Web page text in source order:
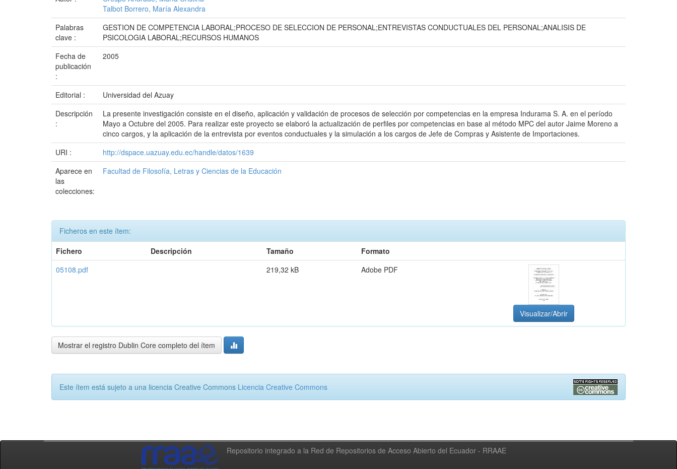
Talbot Borrero, María Alexandra
Palabras
clave :
GESTION DE COMPETENCIA LABORAL;PROCESO DE SELECCION DE PERSONAL;ENTREVISTAS CONDUCTUALES DEL PERSONAL;ANALISIS DE
PSICOLOGIA LABORAL;RECURSOS HUMANOS
Fecha de
publicación
:
2005
Editorial :
Universidad del Azuay
Descripción
:
La presente investigación consiste en el diseño, aplicación y validación de procesos de selección por competencias en la empresa Indurama S. A. en el período
Mayo a Octubre del 2005. Para realizar este proyecto se elaboró la actualización de perfiles por competencias en base al método MPC del autor Jaime Moreno a
cinco cargos, y la aplicación de la entrevista por eventos conductuales y la simulación a los cargos de Jefe de Compras y Asistente de Importaciones.
URI :
http://dspace.uazuay.edu.ec/handle/datos/1639
Aparece en
las
colecciones:
Facultad de Filosofía, Letras y Ciencias de la Educación
Ficheros en este ítem:
Fichero
Descripción Tamaño
Formato
05108.pdf
219,32 kB Adobe PDF
Visualizar/Abrir
Mostrar el registro Dublin Core completo del ítem
Este ítem está sujeto a una licencia Creative Commons Licencia Creative Commons
Repositorio integrado a la Red de Repositorios de Acceso Abierto del Ecuador - RRAAE